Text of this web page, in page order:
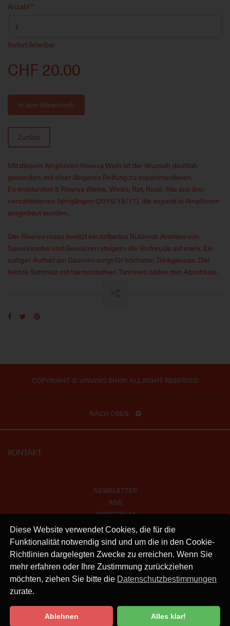
Diese Website verwendet Cookies, die für die
Funktionalität notwendig sind und um die in den Cookie-
Richtlinien dargelegten Zwecke zu erreichen. Wenn Sie
mehr erfahren oder Ihre Zustimmung zurückziehen
möchten, ziehen Sie bitte die Datenschutzbestimmungen
zurate.
Ablehnen Alles klar!
Anzahl *
Sofort lieferbar
CHF 20.00
In den Warenkorb
Zurück
Mit diesem Amphoren Riserva Wein ist der Wunsch deutlich
geworden, mit einer längeren Reifung zu experimentieren.
Es entstanden 3 Riserva Weine. Weiss, Rot, Rosé. Alle aus drei
verschiedenen Jahrgängen (2015/16/17), die separat in Amphoren
ausgebaut wurden.
Der Riserva rosso besitzt ein brillantes Rubinrot. Aromen von
Sauerkirsche und Gewürzen steigern die Vorfreude auf mehr. Ein
saftiger Auftakt am Gaumen sorgt für höchsten Trinkgenuss. Der
leichte Schmelz mit harmonischen Tanninen bilden den Abschluss.
COPYRIGHT © VINVINO SHOP. ALL RIGHT RESERVED
NACH OBEN
KONTAKT
NEWSLETTER
AGB
IMPRESSUM
VERSAND
KONTAKT
DATENSCHUTZ
INSTAGRAM